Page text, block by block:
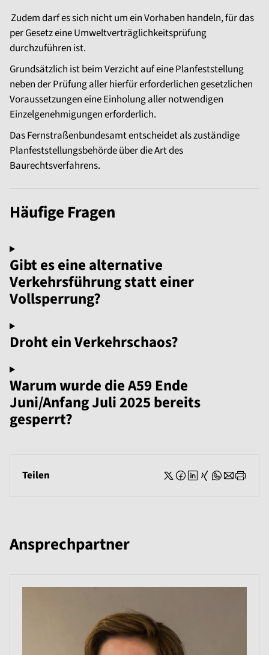
Zudem darf es sich nicht um ein Vorhaben handeln, für das
per Gesetz eine Umweltverträglichkeitsprüfung
durchzuführen ist.
Grundsätzlich ist beim Verzicht auf eine Planfeststellung
neben der Prüfung aller hierfür erforderlichen gesetzlichen
Voraussetzungen eine Einholung aller notwendigen
Einzelgenehmigungen erforderlich.
Das Fernstraßenbundesamt entscheidet als zuständige
Planfeststellungsbehörde über die Art des
Baurechtsverfahrens.
Häufige Fragen
Gibt es eine alternative
Verkehrsführung statt einer
Vollsperrung?
Droht ein Verkehrschaos?
Warum wurde die A59 Ende
Juni/Anfang Juli 2025 bereits
gesperrt?
Teilen
Ansprechpartner